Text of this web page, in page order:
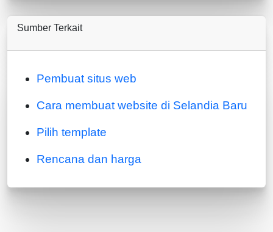
Sumber Terkait
Pembuat situs web
Cara membuat website di Selandia Baru
Pilih template
Rencana dan harga